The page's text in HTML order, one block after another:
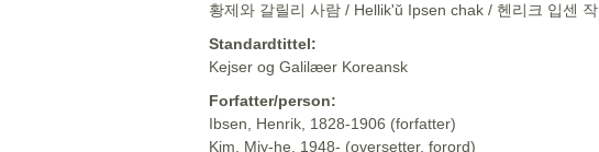
황제와 갈릴리 사람 / Hellik'ŭ Ipsen chak / 헨리크 입센 작
Standardtittel:
Kejser og Galilæer Koreansk
Forfatter/person:
Ibsen, Henrik, 1828-1906 (forfatter)
Kim, Miy-he, 1948- (oversetter, forord)